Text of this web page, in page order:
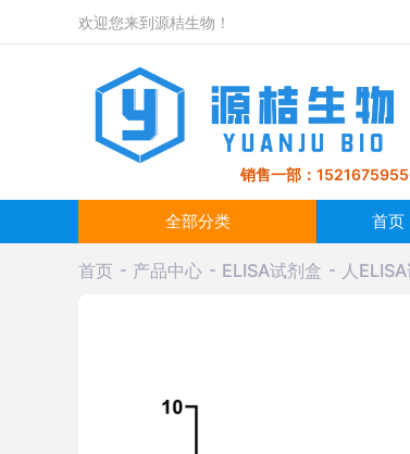
欢迎您来到源桔生物！
销售一部：
全部分类 首页
首页 产品中心 ELISA试剂盒 人